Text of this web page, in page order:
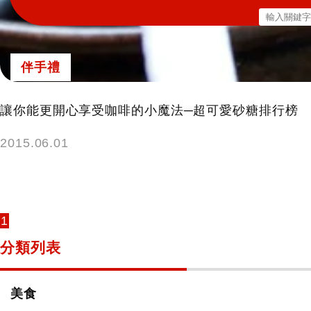
搜
尋
鍵
字:
伴手禮
讓你能更開心享受咖啡的小魔法─超可愛砂糖排行榜
2015.06.01
1
分類列表
美食